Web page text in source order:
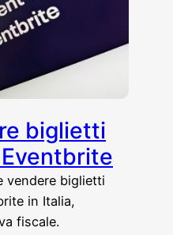
biglietti
vendere biglietti
in Italia,
fiscale.